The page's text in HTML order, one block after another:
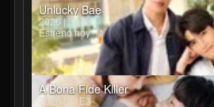
Unlucky Bae
2026 | Serie
Estreno hoy
A Bona Fide Killer
2026 | T1E3